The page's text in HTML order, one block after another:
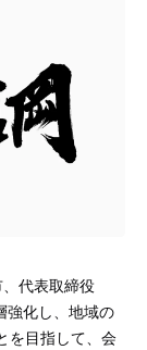
代表取締役
強化し、地域の
を目指して、会